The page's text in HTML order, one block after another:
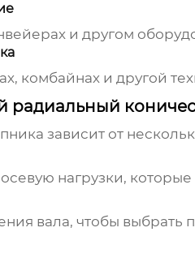
и другом
комбайнах и другой
радиальный
зависит от
нагрузки,
вала, чтобы